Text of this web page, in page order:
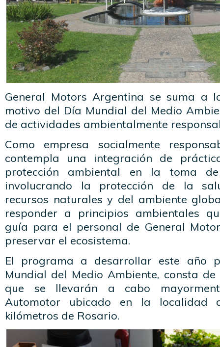
General Motors Argentina se suma a
motivo del Día Mundial del Medio
de actividades ambientalmente
Como empresa socialmente
contempla una integración de
protección ambiental en la toma de
involucrando la protección de la
recursos naturales y del ambiente
responder a principios ambientales
guía para el personal de General
preservar el ecosistema.
El programa a desarrollar este año
Mundial del Medio Ambiente, consta
que se llevarán a cabo
Automotor ubicado en la localidad
kilómetros de Rosario.